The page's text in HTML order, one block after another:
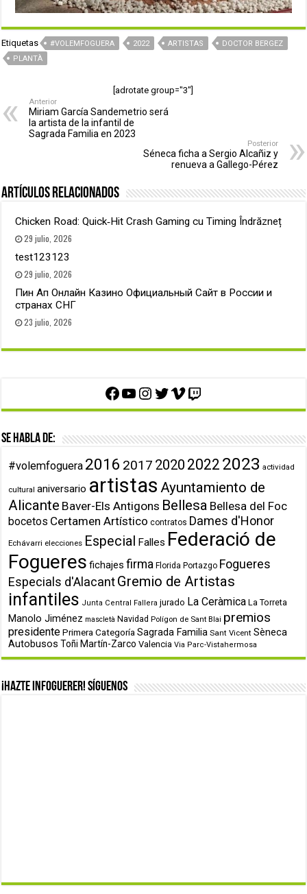
Etiquetas #VOLEMFOGUERA 2022 ARTISTAS
DOCTOR BERGEZ
PLANTÀ
[adrotate group="3"]
Anterior
Miriam García Sandemetrio será
la artista de la infantil de
Sagrada Familia en 2023
Posterior
Séneca ficha a Sergio Alcañiz y
renueva a Gallego-Pérez
Artículos relacionados
Chicken Road: Quick‑Hit Crash Gaming cu Timing Îndrăzneț
29 julio, 2026
test123123
29 julio, 2026
Пин Ап Онлайн Казино Официальный Сайт в России и
странах СНГ
23 julio, 2026
Facebook
YouTube
Instagram
Twitter
Vimeo
Twitch
Se habla de:
#volemfoguera 2016 2017 2020 2022 2023 actividad
cultural aniversario artistas Ayuntamiento de
Alicante Baver-Els Antigons Bellesa Bellesa del Foc
bocetos Certamen Artístico contratos Dames d'Honor
Echávarri elecciones Especial Falles Federació de
Fogueres fichajes firma Florida Portazgo Fogueres
Especials d'AlacantGremio de Artistas
infantiles Junta Central Fallera jurado La Ceràmica La Torreta
Manolo Jiménez mascletà Navidad Polígon de Sant Blai premios
presidente Primera Categoría Sagrada Familia Sant Vicent Sèneca
Autobusos Toñi Martín-Zarco Valencia Via Parc-Vistahermosa
¡Hazte infoguerer! Síguenos